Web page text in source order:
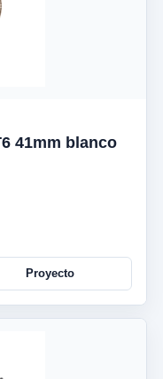
41mm blanco
Proyecto